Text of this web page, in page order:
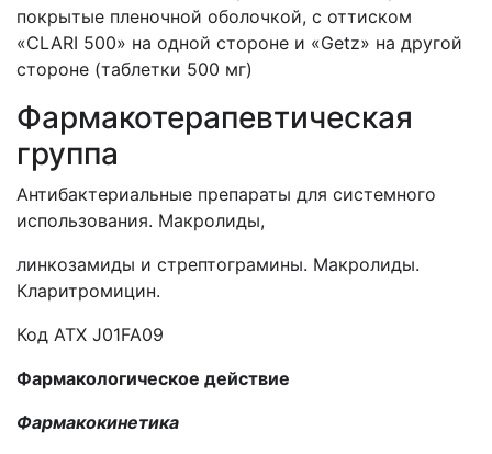
покрытые пленочной оболочкой, с оттиском
«CLARI 500» на одной стороне и «Getz» на другой
стороне (таблетки 500 мг)
Фармакотерапевтическая
группа
Антибактериальные препараты для системного
использования. Макролиды,
линкозамиды и стрептограмины. Макролиды.
Кларитромицин.
Код АТХ J01FA09
Фармакологическое действие
Фармакокинетика